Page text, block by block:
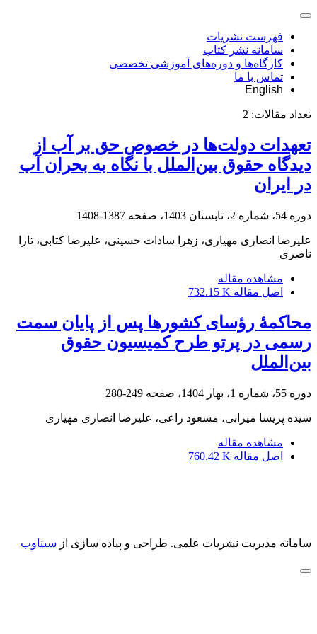
فهرست نشریات
سامانه نشر کتاب
کارگاه‌ها و دوره‌های آموزشی تخصصی
تماس با ما
English
تعداد مقالات: 2
تعهدات دولت‌ها در خصوص حق بر آب از
دیدگاه حقوق بین‌الملل با نگاه به بحران آب
در ایران
دوره 54، شماره 2، تابستان 1403، صفحه 1387-1408
علیرضا انصاری مهیاری، زهرا سادات حسینی، علیرضا کتابی، تارا
ناصری
مشاهده مقاله
اصل مقاله 732.15 K
محاکمۀ رؤسای کشورها پس از پایان سمت
رسمی در پرتو طرح کمیسیون حقوق
بین‌الملل
دوره 55، شماره 1، بهار 1404، صفحه 249-280
سیده پریسا میرابی، مسعود راعی، علیرضا انصاری مهیاری
مشاهده مقاله
اصل مقاله 760.42 K
سامانه مدیریت نشریات علمی. طراحی و پیاده سازی از سیناوب